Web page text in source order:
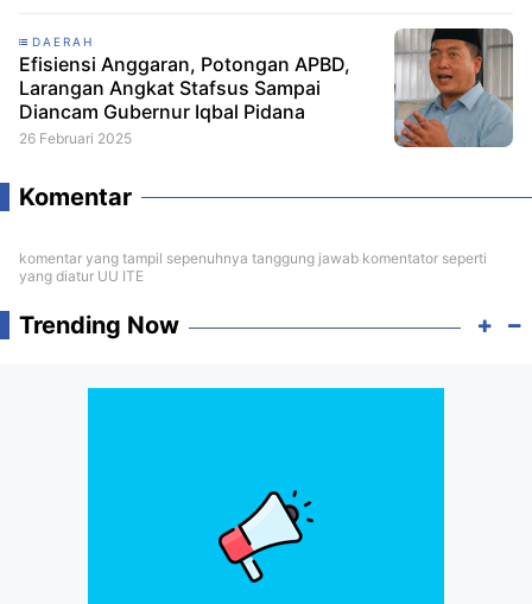
DAERAH
Efisiensi Anggaran, Potongan APBD,
Larangan Angkat Stafsus Sampai
Diancam Gubernur Iqbal Pidana
26 Februari 2025
Komentar
komentar yang tampil sepenuhnya tanggung jawab komentator seperti
yang diatur UU ITE
Trending Now